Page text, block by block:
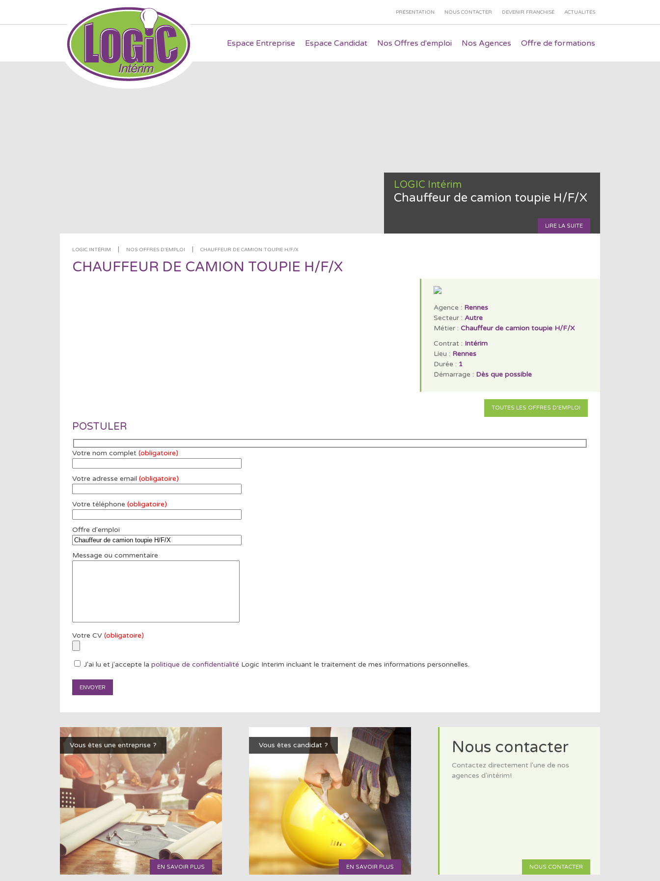
PRÉSENTATION NOUS CONTACTER DEVENIR FRANCHISÉ ACTUALITÉS
Espace Entreprise Espace Candidat Nos Offres d'emploi Nos Agences Offre de formations
LOGIC Intérim
Chauffeur de camion toupie H/F/X
LIRE LA SUITE
LOGIC INTÉRIM | NOS OFFRES D'EMPLOI | CHAUFFEUR DE CAMION TOUPIE H/F/X
CHAUFFEUR DE CAMION TOUPIE H/F/X
Agence : Rennes
Secteur : Autre
Métier : Chauffeur de camion toupie H/F/X
Contrat : Intérim
Lieu : Rennes
Durée : 1
Démarrage : Dès que possible
TOUTES LES OFFRES D'EMPLOI
POSTULER
Votre nom complet (obligatoire)
Votre adresse email (obligatoire)
Votre téléphone (obligatoire)
Offre d'emploi
Message ou commentaire
Votre CV (obligatoire)
J'ai lu et j'accepte la politique de confidentialité Logic Interim incluant le traitement de mes informations personnelles.
Vous êtes une entreprise ?
EN SAVOIR PLUS
Vous êtes candidat ?
EN SAVOIR PLUS
Nous contacter
Contactez directement l'une de nos
agences d'intérim!
NOUS CONTACTER